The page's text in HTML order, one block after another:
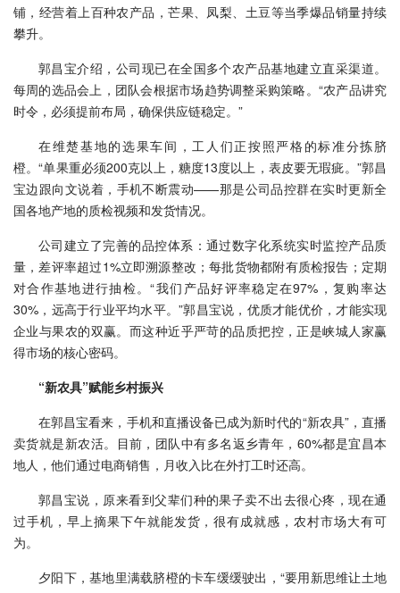
铺，经营着上百种农产品，芒果、凤梨、土豆等当季爆品销量持续
攀升。
郭昌宝介绍，公司现已在全国多个农产品基地建立直采渠道。
每周的选品会上，团队会根据市场趋势调整采购策略。“农产品讲究
时令，必须提前布局，确保供应链稳定。”
在维楚基地的选果车间，工人们正按照严格的标准分拣脐
橙。“单果重必须200克以上，糖度13度以上，表皮要无瑕疵。”郭昌
宝边跟向文说着，手机不断震动——那是公司品控群在实时更新全
国各地产地的质检视频和发货情况。
公司建立了完善的品控体系：通过数字化系统实时监控产品质
量，差评率超过1%立即溯源整改；每批货物都附有质检报告；定期
对合作基地进行抽检。“我们产品好评率稳定在97%，复购率达
30%，远高于行业平均水平。”郭昌宝说，优质才能优价，才能实现
企业与果农的双赢。而这种近乎严苛的品质把控，正是峡城人家赢
得市场的核心密码。
“新农具”赋能乡村振兴
在郭昌宝看来，手机和直播设备已成为新时代的“新农具”，直播
卖货就是新农活。目前，团队中有多名返乡青年，60%都是宜昌本
地人，他们通过电商销售，月收入比在外打工时还高。
郭昌宝说，原来看到父辈们种的果子卖不出去很心疼，现在通
过手机，早上摘果下午就能发货，很有成就感，农村市场大有可
为。
夕阳下，基地里满载脐橙的卡车缓缓驶出，“要用新思维让土地